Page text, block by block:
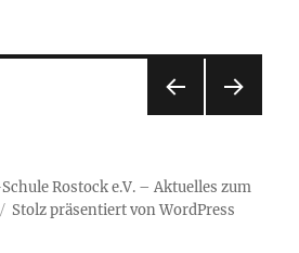
SEIT
E
E
Rostock e.V. – Aktuelles zum
Stolz präsentiert von WordPress